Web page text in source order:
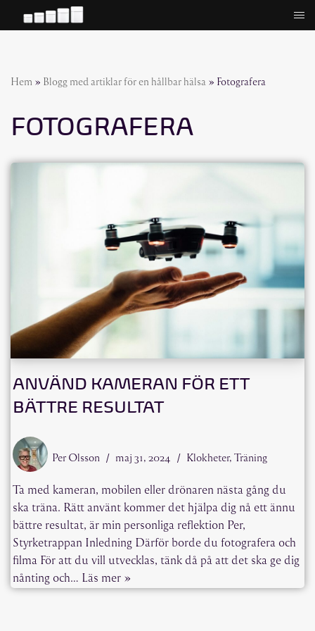
Hem » Blogg med artiklar för en hållbar hälsa » Fotografera
FOTOGRAFERA
ANVÄND KAMERAN FÖR ETT
BÄTTRE RESULTAT
Per Olsson maj 31, 2024 Klokheter, Träning
Ta med kameran, mobilen eller drönaren nästa gång du
ska träna. Rätt använt kommer det hjälpa dig nå ett ännu
bättre resultat, är min personliga reflektion Per,
Styrketrappan Inledning Därför borde du fotografera och
filma För att du vill utvecklas, tänk då på att det ska ge dig
nånting och… Läs mer »